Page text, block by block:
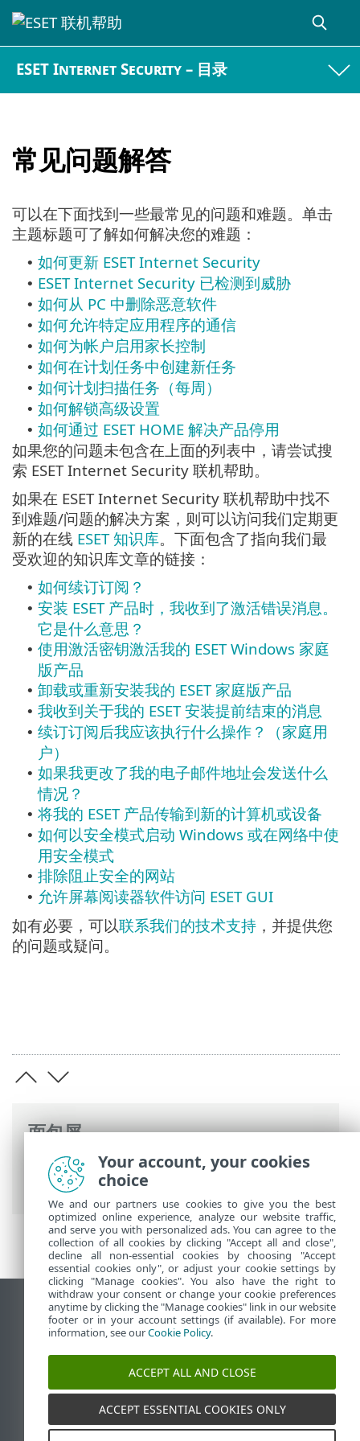
ESET Internet Security – 目录
常见问题解答
面包屑
ESET 联机帮助>ESET Internet Security>
常见问题解答
可以在下面找到一些最常见的问题和难题。单击
主题标题可了解如何解决您的难题：
• 如何更新 ESET Internet Security
• ESET Internet Security 已检测到威胁
• 如何从 PC 中删除恶意软件
• 如何允许特定应用程序的通信
• 如何为帐户启用家长控制
• 如何在计划任务中创建新任务
• 如何计划扫描任务（每周）
• 如何解锁高级设置
• 如何通过 ESET HOME 解决产品停用
如果您的问题未包含在上面的列表中，请尝试搜
索 ESET Internet Security 联机帮助。
如果在 ESET Internet Security 联机帮助中找不
到难题/问题的解决方案，则可以访问我们定期更
新的在线 ESET 知识库。下面包含了指向我们最
受欢迎的知识库文章的链接：
• 如何续订订阅？
• 安装 ESET 产品时，我收到了激活错误消息。
它是什么意思？
• 使用激活密钥激活我的 ESET Windows 家庭
版产品
• 卸载或重新安装我的 ESET 家庭版产品
• 我收到关于我的 ESET 安装提前结束的消息
• 续订订阅后我应该执行什么操作？（家庭用
户）
• 如果我更改了我的电子邮件地址会发送什么
情况？
• 将我的 ESET 产品传输到新的计算机或设备
• 如何以安全模式启动 Windows 或在网络中使
用安全模式
• 排除阻止安全的网站
• 允许屏幕阅读器软件访问 ESET GUI
如有必要，可以联系我们的技术支持 ，并提供您
的问题或疑问。
查看桌面站点
End of Life
ESET 知识库
ESET Status Portal
区域支持
Your account, your cookies
choice
We and our partners use cookies to give you the best
optimized online experience, analyze our website traffic,
and serve you with personalized ads. You can agree to the
collection of all cookies by clicking "Accept all and close",
decline all non-essential cookies by choosing "Accept
essential cookies only", or adjust your cookie settings by
clicking "Manage cookies". You also have the right to
withdraw your consent or change your cookie preferences
anytime by clicking the "Manage cookies" link in our website
footer or in your account settings (if available). For more
information, see ourCookie Policy.
ACCEPT ALL AND CLOSE
ACCEPT ESSENTIAL COOKIES ONLY